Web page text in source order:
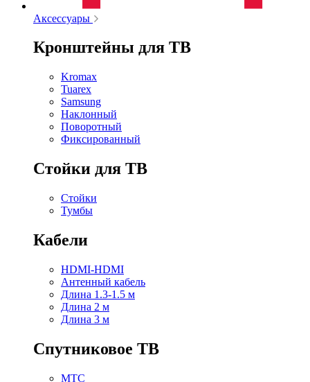
Аксессуары
Кронштейны для ТВ
Kromax
Tuarex
Samsung
Наклонный
Поворотный
Фиксированный
Стойки для ТВ
Стойки
Тумбы
Кабели
HDMI-HDMI
Антенный кабель
Длина 1.3-1.5 м
Длина 2 м
Длина 3 м
Спутниковое ТВ
МТС